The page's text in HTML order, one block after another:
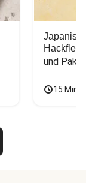
und Pak
15